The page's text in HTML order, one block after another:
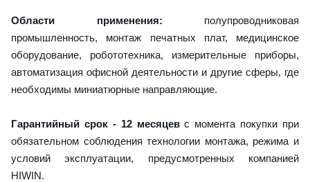
Области применения: полупроводниковая
промышленность, монтаж печатных плат, медицинское
оборудование, робототехника, измерительные приборы,
автоматизация офисной деятельности и другие сферы, где
необходимы миниатюрные направляющие.
Гарантийный срок - 12 месяцевс момента покупки при
обязательном соблюдения технологии монтажа, режима и
условий эксплуатации, предусмотренных компанией
HIWIN.